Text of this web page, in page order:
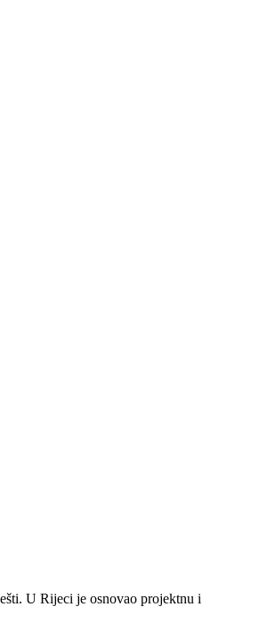
U Rijeci je osnovao projektnu i